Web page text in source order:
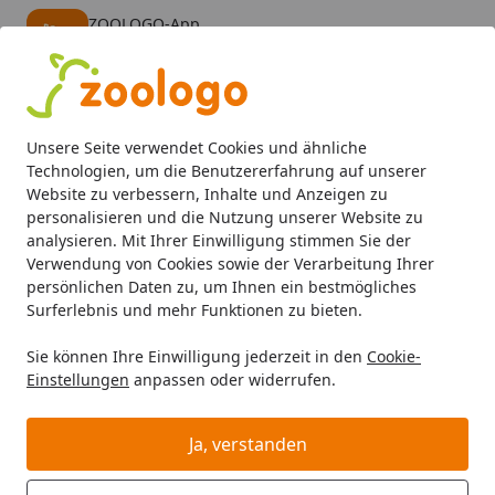
Unsere Seite verwendet Cookies und ähnliche
Technologien, um die Benutzererfahrung auf unserer
Website zu verbessern, Inhalte und Anzeigen zu
personalisieren und die Nutzung unserer Website zu
analysieren. Mit Ihrer Einwilligung stimmen Sie der
Verwendung von Cookies sowie der Verarbeitung Ihrer
persönlichen Daten zu, um Ihnen ein bestmögliches
Surferlebnis und mehr Funktionen zu bieten.
Sie können Ihre Einwilligung jederzeit in den Cookie-
Einstellungen anpassen oder widerrufen.
Ja, verstanden
ZOOLOGO-App
Alle Produkte
Mein Konto
Suchen
Startseite
Hund Hundefutter Snacks Corwex Kringel Ente mit
Corwex Kringel Ente mit Reis 70g
Hundesnack